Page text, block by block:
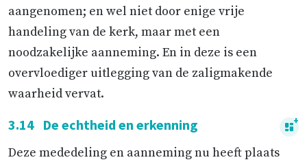
aangenomen; en wel niet door enige vrije
handeling van de kerk, maar met een
noodzakelijke aanneming. En in deze is een
overvloediger uitlegging van de zaligmakende
waarheid vervat.
3.14 De echtheid en erkenning
Deze mededeling en aanneming nu heeft plaats